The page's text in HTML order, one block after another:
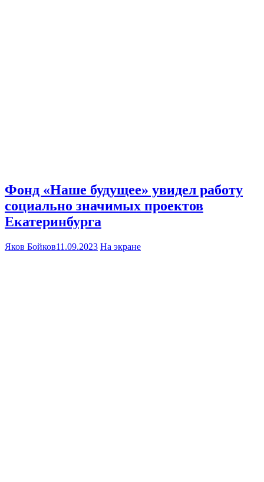
Фонд «Наше будущее» увидел работу
социально значимых проектов
Екатеринбурга
Яков Бойков11.09.2023 На экране